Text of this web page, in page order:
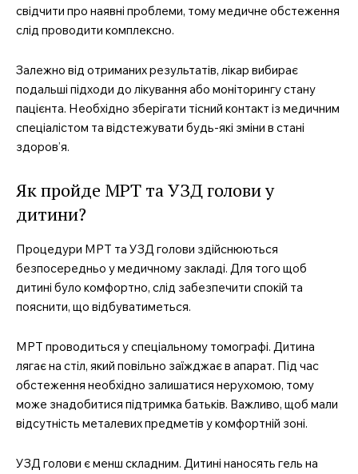
Підписка
Мій акаунт
свідчити про наявні проблеми, тому медичне обстеження
слід проводити комплексно.
Залежно від отриманих результатів, лікар вибирає
подальші підходи до лікування або моніторингу стану
пацієнта. Необхідно зберігати тісний контакт із медичним
спеціалістом та відстежувати будь-які зміни в стані
здоров’я.
Як пройде МРТ та УЗД голови у
дитини?
Процедури МРТ та УЗД голови здійснюються
безпосередньо у медичному закладі. Для того щоб
дитині було комфортно, слід забезпечити спокій та
пояснити, що відбуватиметься.
МРТ проводиться у спеціальному томографі. Дитина
лягає на стіл, який повільно заїжджає в апарат. Під час
обстеження необхідно залишатися нерухомою, тому
може знадобитися підтримка батьків. Важливо, щоб мали
відсутність металевих предметів у комфортній зоні.
УЗД голови є менш складним. Дитині наносять гель на